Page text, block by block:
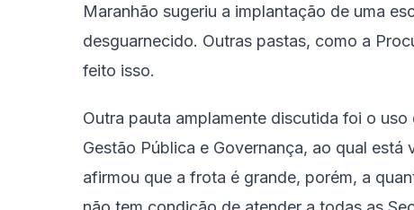
Maranhão sugeriu a implantação de uma
desguarnecido. Outras pastas, como a
feito isso.
Outra pauta amplamente discutida foi o
Gestão Pública e Governança, ao qual
afirmou que a frota é grande, porém, a